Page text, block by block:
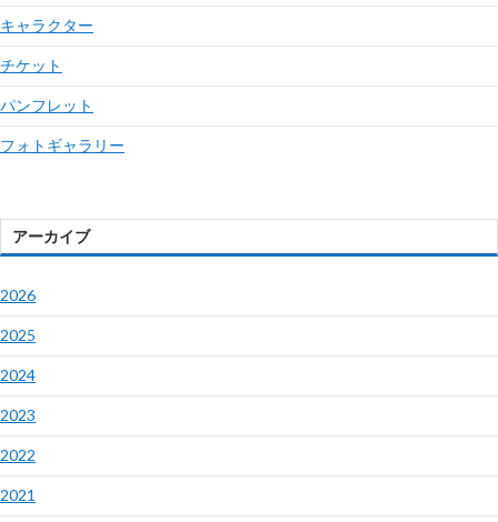
キャラクター
チケット
パンフレット
フォトギャラリー
アーカイブ
2026
2025
2024
2023
2022
2021